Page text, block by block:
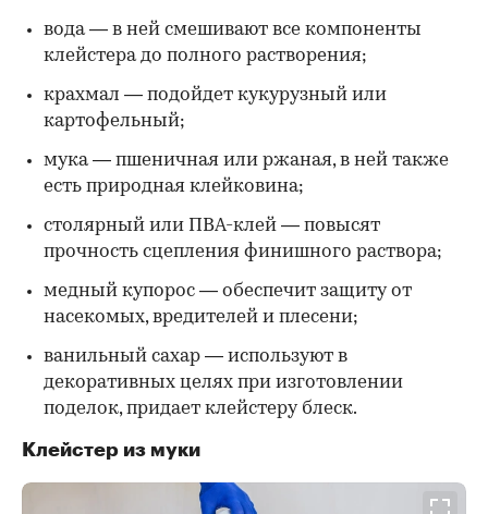
вода — в ней смешивают все компоненты
клейстера до полного растворения;
крахмал — подойдет кукурузный или
картофельный;
мука — пшеничная или ржаная, в ней также
есть природная клейковина;
столярный или ПВА-клей — повысят
прочность сцепления финишного раствора;
медный купорос — обеспечит защиту от
насекомых, вредителей и плесени;
ванильный сахар — используют в
декоративных целях при изготовлении
поделок, придает клейстеру блеск.
Клейстер из муки